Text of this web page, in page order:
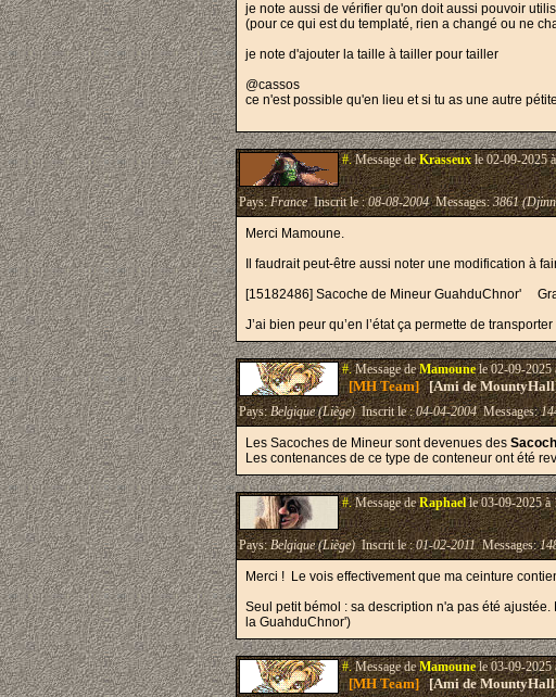
je note aussi de vérifier qu'on doit aussi pouvoir
(pour ce qui est du templaté, rien a changé ou ne
je note d'ajouter la taille à tailler pour tailler
@cassos
ce n'est possible qu'en lieu et si tu as une autre
#.Message deKrasseuxle 02-09-2025
Pays:FranceInscrit le :08-08-2004Messages:3861
Merci Mamoune.
Il faudrait peut-être aussi noter une modification à
[15182486] Sacoche de Mineur GuahduChnor'
J’ai bien peur qu’en l’état ça permette de
#.Message deMamounele 02-09-2025
[MH Team][Ami de
Pays:Belgique (Liège)Inscrit le :04-04-2004Messages:
Les Sacoches de Mineur sont devenues des
Les contenances de ce type de conteneur ont été
#.Message deRaphaelle 03-09-2025 à
Pays:Belgique (Liège)Inscrit le :01-02-2011Messages:
Merci ! Le vois effectivement que ma ceinture
Seul petit bémol : sa description n'a pas été
la GuahduChnor')
#.Message deMamounele 03-09-2025
[MH Team][Ami de